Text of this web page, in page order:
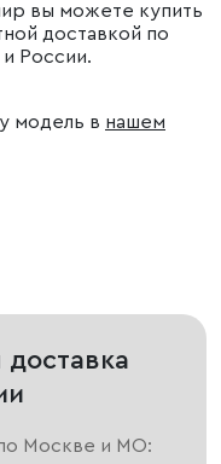
вы можете купить
доставкой по
России.
модель в нашем
доставка
Москве и МО: